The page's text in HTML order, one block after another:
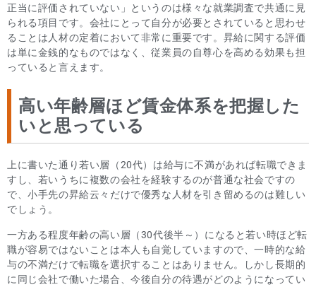
正当に評価されていない」というのは様々な就業調査で共通に見
られる項目です。会社にとって自分が必要とされていると思わせ
ることは人材の定着において非常に重要です。昇給に関する評価
は単に金銭的なものではなく、従業員の自尊心を高める効果も担
っていると言えます。
高い年齢層ほど賃金体系を把握した
いと思っている
上に書いた通り若い層（20代）は給与に不満があれば転職できま
すし、若いうちに複数の会社を経験するのが普通な社会ですの
で、小手先の昇給云々だけで優秀な人材を引き留めるのは難しい
でしょう。
一方ある程度年齢の高い層（30代後半～）になると若い時ほど転
職が容易ではないことは本人も自覚していますので、一時的な給
与の不満だけで転職を選択することはありません。しかし長期的
に同じ会社で働いた場合、今後自分の待遇がどのようになってい